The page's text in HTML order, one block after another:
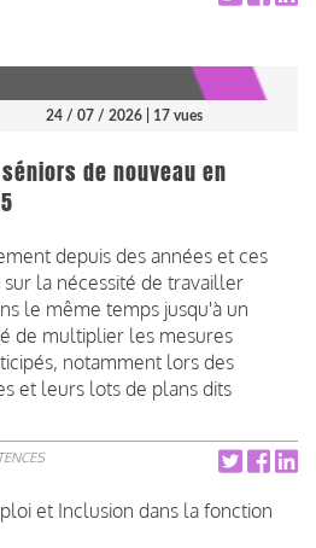
24 / 07 / 2026 | 17 vues
de nouveau en
depuis des années et ces
la nécessité de travailler
le même temps jusqu'à un
de multiplier les mesures
notamment lors des
et leurs lots de plans dits
et Inclusion dans la fonction